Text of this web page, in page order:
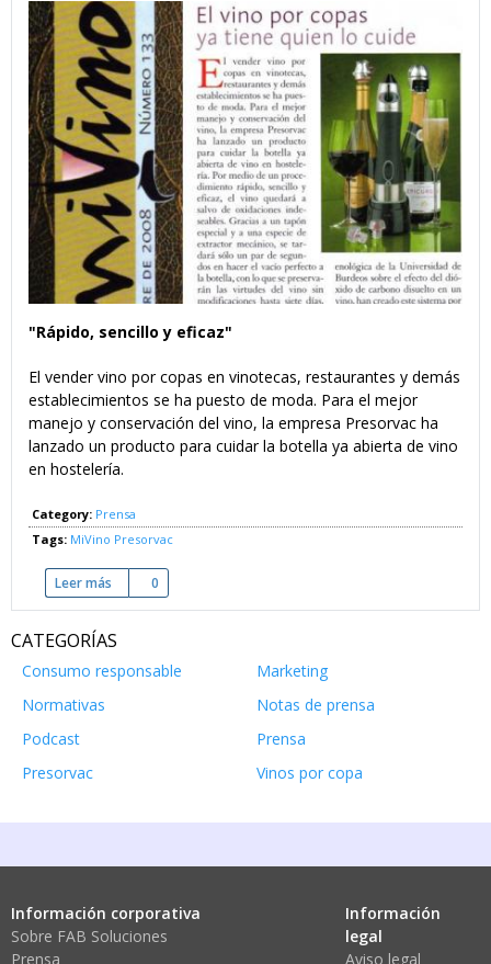
"Rápido, sencillo y eficaz"
El vender vino por copas en vinotecas, restaurantes y demás
establecimientos se ha puesto de moda. Para el mejor
manejo y conservación del vino, la empresa Presorvac ha
lanzado un producto para cuidar la botella ya abierta de vino
en hostelería.
Category: Prensa
Tags: MiVino Presorvac
Leer más sobre El vino por copas ya tiene quien lo cuide
0
CATEGORÍAS
Consumo responsable
Marketing
Normativas
Notas de prensa
Podcast
Prensa
Presorvac
Vinos por copa
Información corporativa
Sobre FAB Soluciones
Prensa
Información
legal
Aviso legal